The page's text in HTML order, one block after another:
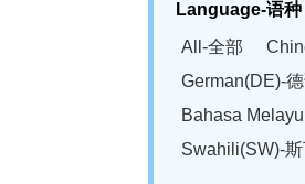
Language-语种
All-全部
German(DE)-
Bahasa
Swahili(SW)-